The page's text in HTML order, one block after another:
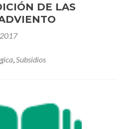
DE LAS
,Subsidios